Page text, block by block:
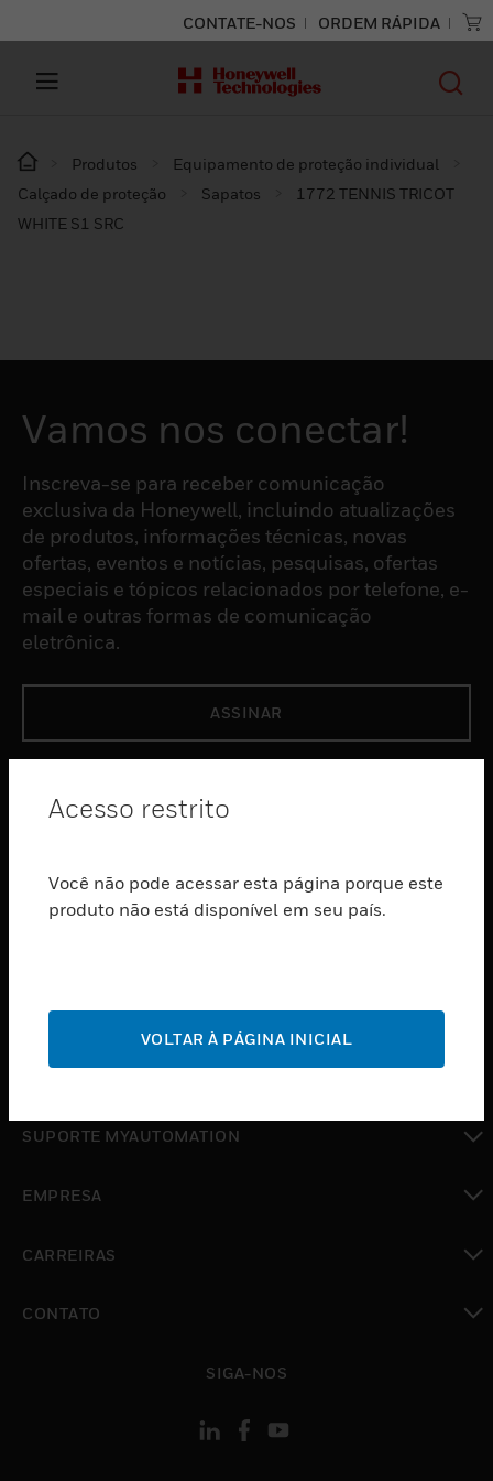
CONTATE-NOS ORDEM RÁPIDA
Produtos
Equipamento de proteção individual
Calçado de proteção
Sapatos
1772 TENNIS TRICOT
WHITE S1 SRC
Vamos nos conectar!
Inscreva-se para receber comunicação
exclusiva da Honeywell, incluindo atualizações
de produtos, informações técnicas, novas
ofertas, eventos e notícias, pesquisas, ofertas
especiais e tópicos relacionados por telefone, e-
mail e outras formas de comunicação
eletrônica.
ASSINAR
toggle view
toggle view
SERVIÇOS
SUPORTE
toggle view
toggle view
SUPORTE MYAUTOMATION
EMPRESA
CARREIRAS
CONTATO
SIGA-NOS
Acesso restrito
Você não pode acessar esta página porque este
produto não está disponível em seu país.
VOLTAR À PÁGINA INICIAL